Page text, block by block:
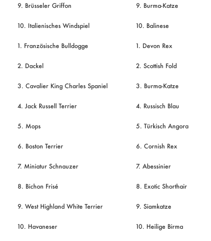
9. Brüsseler Griffon 9. Burma-Katze
10. Italienisches Windspiel 10. Balinese
1. Französische Bulldogge 1. Devon Rex
2. Dackel 2. Scottish Fold
3. Cavalier King Charles Spaniel 3. Burma-Katze
4. Jack Russell Terrier 4. Russisch Blau
5. Mops 5. Türkisch Angora
6. Boston Terrier 6. Cornish Rex
7. Miniatur Schnauzer 7. Abessinier
8. Bichon Frisé 8. Exotic Shorthair
9. West Highland White Terrier 9. Siamkatze
10. Havaneser 10. Heilige Birma